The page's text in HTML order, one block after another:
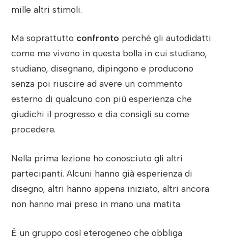
mille altri stimoli.
Ma soprattutto confronto perché gli autodidatti
come me vivono in questa bolla in cui studiano,
studiano, disegnano, dipingono e producono
senza poi riuscire ad avere un commento
esterno di qualcuno con più esperienza che
giudichi il progresso e dia consigli su come
procedere.
Nella prima lezione ho conosciuto gli altri
partecipanti. Alcuni hanno già esperienza di
disegno, altri hanno appena iniziato, altri ancora
non hanno mai preso in mano una matita.
È un gruppo così eterogeneo che obbliga